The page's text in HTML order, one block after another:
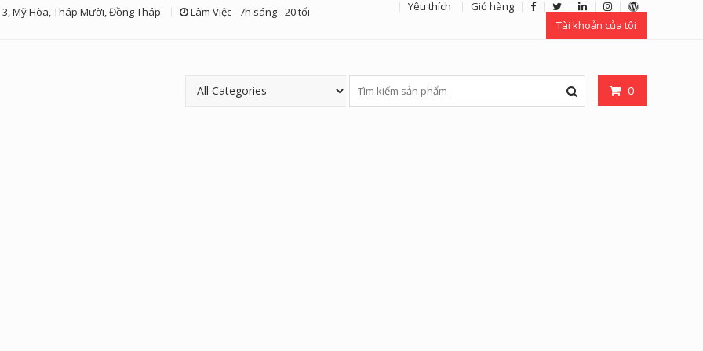
3, Mỹ Hòa, Tháp Mười, Đồng Tháp Làm Việc - 7h sáng - 20 tối Yêu thích
Giỏ hàng
Tài khoản của tôi
0